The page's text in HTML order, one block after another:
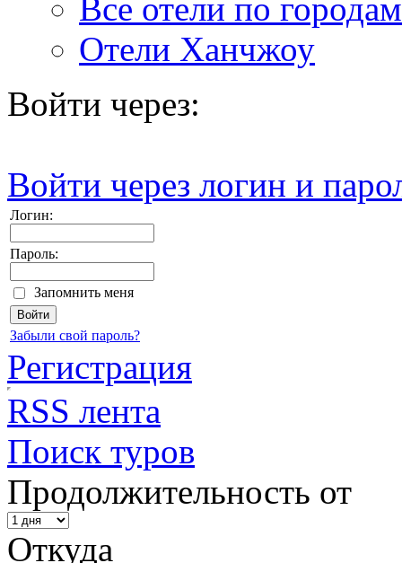
Все отели по городам
Отели Ханчжоу
Войти через:
Войти через логин и
Логин:
Пароль:
Запомнить меня
Забыли свой пароль?
Регистрация
RSS лента
Поиск туров
Продолжительность от
Откуда